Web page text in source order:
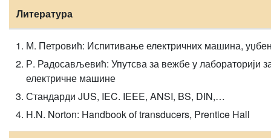
Литература
М. Петровић: Испитивање електричних машина,
Р. Радосављевић: Упутсва за вежбе у лабораторији
електричне машине
Стандарди JUS, IEC. IEEE, ANSI, BS, DIN,…
H.N. Norton: Handbook of transducers, Prentice Hall